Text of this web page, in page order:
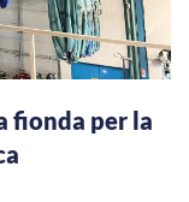
fionda per la